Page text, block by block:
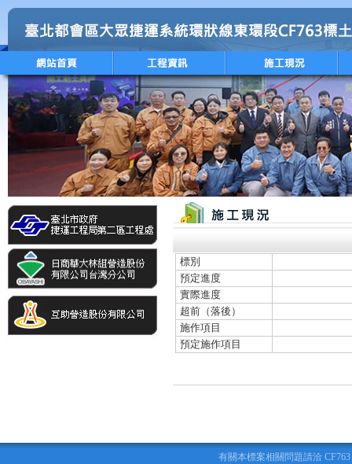
標別
預定進度
實際進度
超前（落後）
施作項目
預定施作項目
有關本標案相關問題請洽